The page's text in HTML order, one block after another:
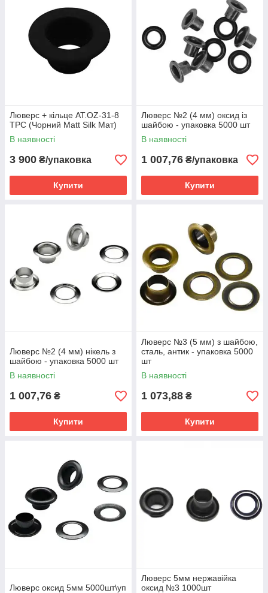
Люверс + кільце AT.OZ-31-8
TPC (Чорний Matt Silk Мат)
В наявності
3 900 ₴/упаковка
Купити
Люверс №2 (4 мм) оксид із
шайбою - упаковка 5000 шт
В наявності
1 007,76 ₴/упаковка
Купити
Люверс №2 (4 мм) нікель з
шайбою - упаковка 5000 шт
В наявності
1 007,76 ₴
Купити
Люверс №3 (5 мм) з шайбою,
сталь, антик - упаковка 5000
шт
В наявності
1 073,88 ₴
Купити
Люверс оксид 5мм 5000шт\уп
Люверс 5мм нержавійка
оксид №3 1000шт